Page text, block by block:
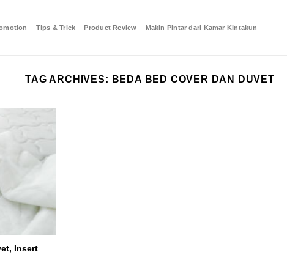
Tips & Trick Product Review Makin Pintar dari Kamar Kintakun
TAG ARCHIVES: BEDA BED COVER DAN DUVET
Insert